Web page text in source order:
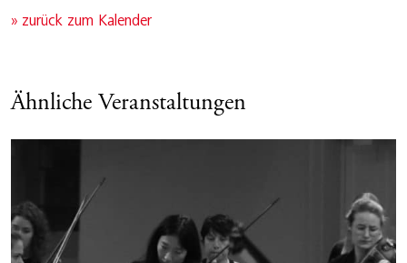
» zurück zum Kalender
Ähnliche Veranstaltungen